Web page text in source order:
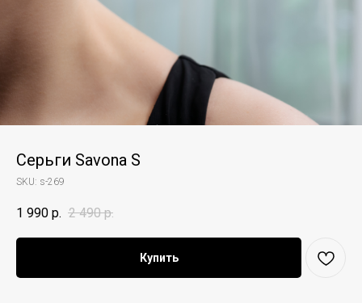
Серьги Savona S
SKU: s-269
1 990 р. 2 490 р.
Купить